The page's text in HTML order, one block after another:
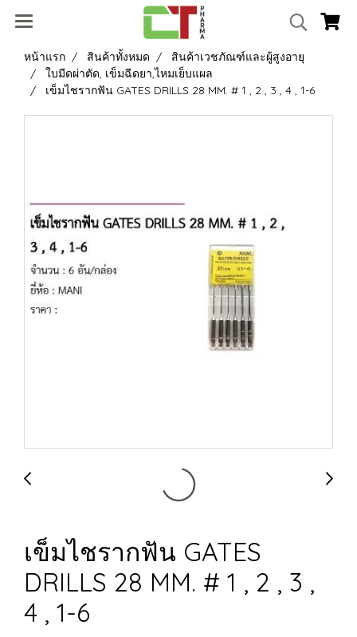
หน้าแรก สินค้าทั้งหมด
สินค้าเวชภัณฑ์และผู้สูงอายุ
ใบมีดผ่าตัด, เข็มฉีดยา,ไหมเย็บแผล
เข็มไชรากฟัน GATES DRILLS 28 MM. # 1 , 2 , 3 , 4 , 1-6
เข็มไชรากฟัน GATES
DRILLS 28 MM. # 1 , 2 , 3 ,
4 , 1-6